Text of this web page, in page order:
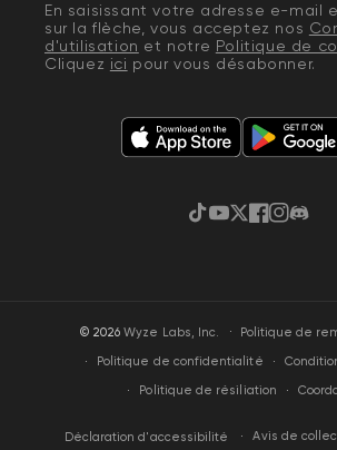
En saisissant votre adresse e-mail
sur la flèche, vous acceptez nos
d'utilisation et notre Politique de
Cliquez ici pour vous désabonner.
TikTokYouTube
Gazouillement
Facebook
© 2026Wyze Labs, Inc. ·
Politique de
Politique de confidentialité
Politique de résiliation
Déclaration d'accessibilité Avis de